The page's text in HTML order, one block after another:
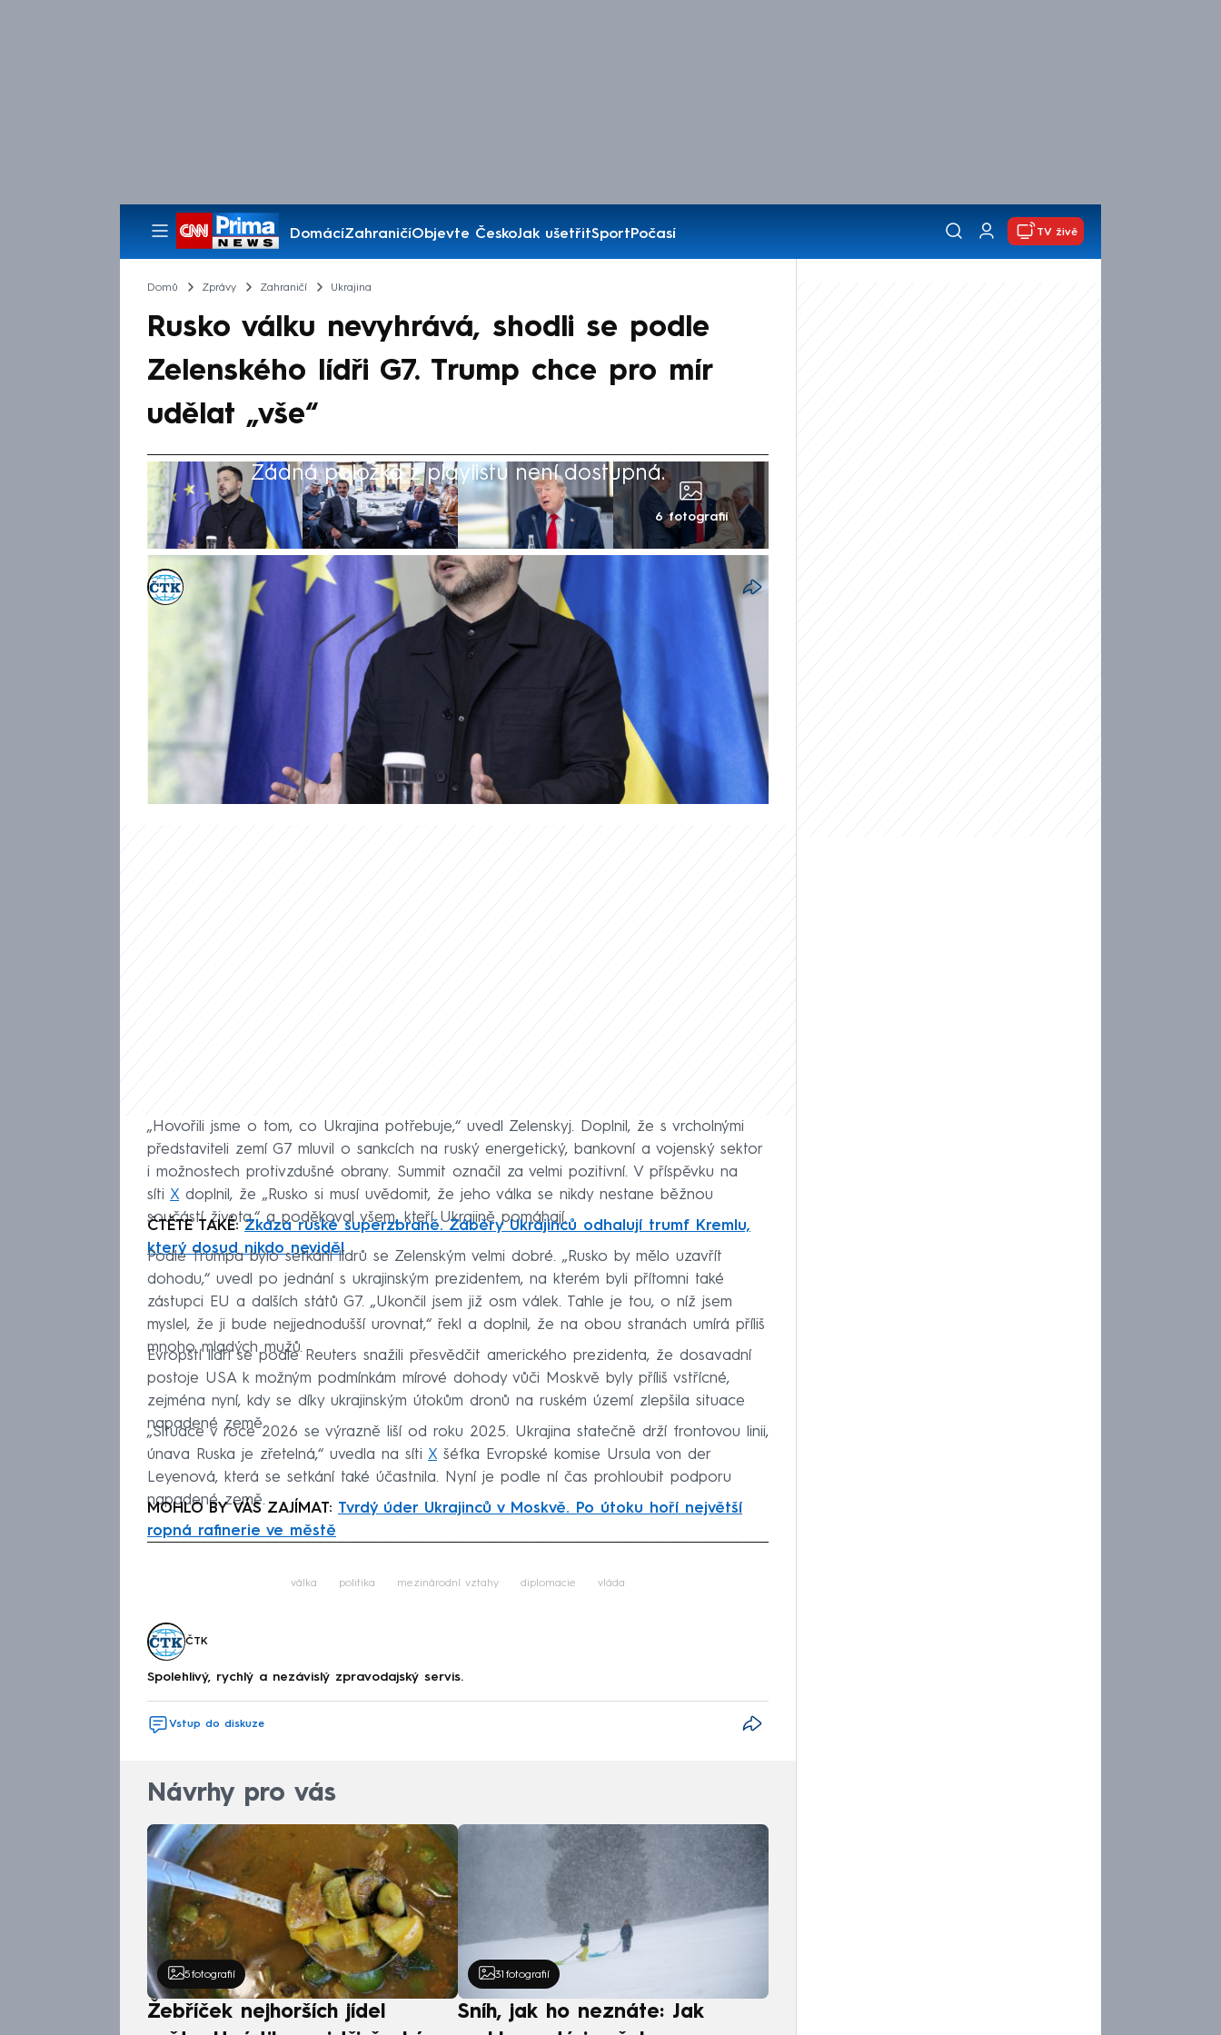
DomácíZahraničíObjevte ČeskoJak ušetřitSportPočasí
Pořady
TV živě
Domů Zprávy Zahraničí Ukrajina
Rusko válku nevyhrává, shodli se podle
Zelenského lídři G7. Trump chce pro mír
udělat „vše“
Žádná položka z playlistu není dostupná.
6 fotografií
ČTK
Akt. 16. čvn 2026, 14:50
• 16. čvn 2026, 14:16
Lídři G7 se v úterý podle ukrajinského prezidenta Volodymyra
Zelenského shodli, že Rusko nevyhrává válku a musí co nejdříve uzavřít
dohodu. Doplnil, že hovořili také o dalších sankcích i obranných
kapacitách Ukrajiny, uvedla agentura Reuters. Americký prezident
Donald Trump, který se jednání s ukrajinským lídrem na summitu
skupiny vyspělých ekonomik G7 ve Francii rovněž zúčastnil, uvedl, že
pro uzavření mírové dohody udělá vše, co bude v jeho silách.
„Hovořili jsme o tom, co Ukrajina potřebuje,“ uvedl Zelenskyj. Doplnil, že s vrcholnými
představiteli zemí G7 mluvil o sankcích na ruský energetický, bankovní a vojenský sektor
i možnostech protivzdušné obrany. Summit označil za velmi pozitivní. V příspěvku na
síti X doplnil, že „Rusko si musí uvědomit, že jeho válka se nikdy nestane běžnou
součástí života,“ a poděkoval všem, kteří Ukrajině pomáhají.
ČTĚTE TAKÉ:Zkáza ruské superzbraně. Záběry Ukrajinců odhalují trumf Kremlu,
který dosud nikdo neviděl
Podle Trumpa bylo setkání lídrů se Zelenským velmi dobré. „Rusko by mělo uzavřít
dohodu,“ uvedl po jednání s ukrajinským prezidentem, na kterém byli přítomni také
zástupci EU a dalších států G7. „Ukončil jsem již osm válek. Tahle je tou, o níž jsem
myslel, že ji bude nejjednodušší urovnat,“ řekl a doplnil, že na obou stranách umírá příliš
mnoho mladých mužů.
Evropští lídři se podle Reuters snažili přesvědčit amerického prezidenta, že dosavadní
postoje USA k možným podmínkám mírové dohody vůči Moskvě byly příliš vstřícné,
zejména nyní, kdy se díky ukrajinským útokům dronů na ruském území zlepšila situace
napadené země.
„Situace v roce 2026 se výrazně liší od roku 2025. Ukrajina statečně drží frontovou linii,
únava Ruska je zřetelná,“ uvedla na síti X šéfka Evropské komise Ursula von der
Leyenová, která se setkání také účastnila. Nyní je podle ní čas prohloubit podporu
napadené země.
MOHLO BY VÁS ZAJÍMAT: Tvrdý úder Ukrajinců v Moskvě. Po útoku hoří největší
ropná rafinerie ve městě
válka politika mezinárodní vztahy diplomacie vláda
ČTK
Spolehlivý, rychlý a nezávislý zpravodajský servis.
Vstup do diskuze
Návrhy pro vás
5 fotografií
Žebříček nejhorších jídel
31 fotografií
Sníh, jak ho neznáte: Jak